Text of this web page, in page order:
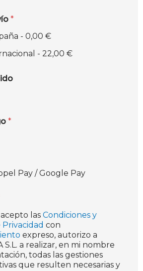
*
- 0,00 €
- 22,00 €
*
Pay / Google Pay
las Condiciones y
con
expreso, autorizo a
S.L. a realizar, en mi nombre
todas las gestiones
que resulten necesarias y